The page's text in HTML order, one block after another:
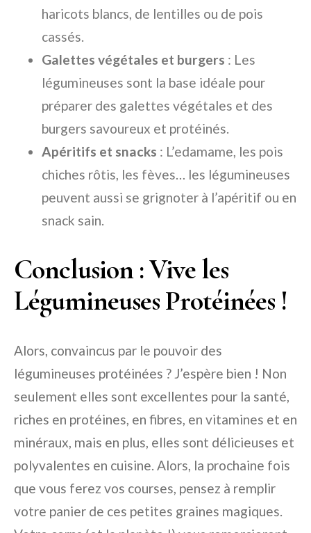
haricots blancs, de lentilles ou de pois
cassés.
Galettes végétales et burgers : Les
légumineuses sont la base idéale pour
préparer des galettes végétales et des
burgers savoureux et protéinés.
Apéritifs et snacks : L’edamame, les pois
chiches rôtis, les fèves… les légumineuses
peuvent aussi se grignoter à l’apéritif ou en
snack sain.
Conclusion : Vive les
Légumineuses Protéinées !
Alors, convaincus par le pouvoir des
légumineuses protéinées ? J’espère bien ! Non
seulement elles sont excellentes pour la santé,
riches en protéines, en fibres, en vitamines et en
minéraux, mais en plus, elles sont délicieuses et
polyvalentes en cuisine. Alors, la prochaine fois
que vous ferez vos courses, pensez à remplir
votre panier de ces petites graines magiques.